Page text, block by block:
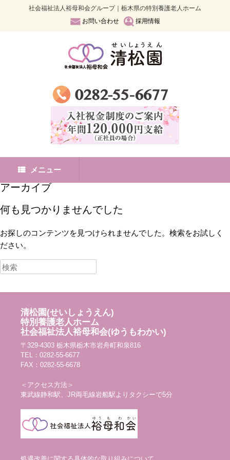
社会福祉法人裕母和会グループ｜栃木県の特別養護老人ホーム
お問い合わせ
採用情報
メニュー
アーカイブ
何も見つかりませんでした
お探しのコンテンツを見つけられませんでした。検索をお試しく
ださい。
検索
清松園(せいしょうえん)
特別養護老人ホーム
社会福祉法人裕母和会(ゆうもわかい)
〒329-4303 栃木県栃木市岩舟町和泉816
TEL：0282-55-6677
FAX：0282-55-6678
＜アクセス方法＞
東武線静和駅、JR両毛線岩船駅よりタクシーで5分